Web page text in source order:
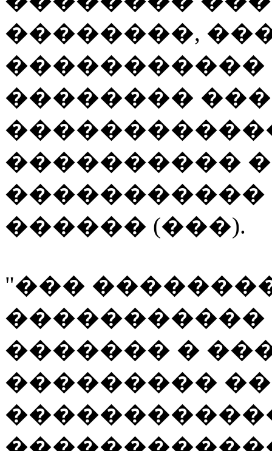
��������,
�����������
��������
����������
������ (���).
"���
�����������
������� �
���������